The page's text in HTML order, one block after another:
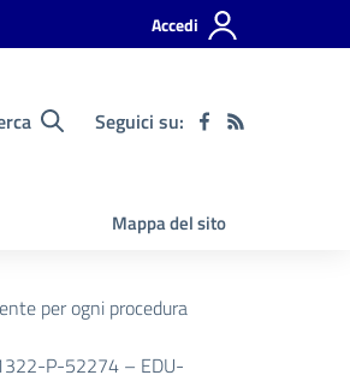
Accedi
Seguici su:
Mappa del sito
per ogni procedura
1322-P-52274 – EDU-